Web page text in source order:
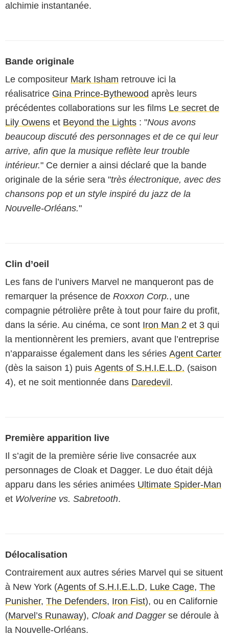
alchimie instantanée.
Bande originale
Le compositeur Mark Isham retrouve ici la
réalisatrice Gina Prince-Bythewood après leurs
précédentes collaborations sur les films Le secret de
Lily Owens et Beyond the Lights : "Nous avons
beaucoup discuté des personnages et de ce qui leur
arrive, afin que la musique reflète leur trouble
intérieur." Ce dernier a ainsi déclaré que la bande
originale de la série sera "très électronique, avec des
chansons pop et un style inspiré du jazz de la
Nouvelle-Orléans."
Clin d’oeil
Les fans de l’univers Marvel ne manqueront pas de
remarquer la présence de Roxxon Corp., une
compagnie pétrolière prête à tout pour faire du profit,
dans la série. Au cinéma, ce sont Iron Man 2 et 3 qui
la mentionnèrent les premiers, avant que l’entreprise
n’apparaisse également dans les séries Agent Carter
(dès la saison 1) puis Agents of S.H.I.E.L.D. (saison
4), et ne soit mentionnée dans Daredevil .
Première apparition live
Il s’agit de la première série live consacrée aux
personnages de Cloak et Dagger. Le duo était déjà
apparu dans les séries animées Ultimate Spider-Man
et Wolverine vs. Sabretooth.
Délocalisation
Contrairement aux autres séries Marvel qui se situent
à New York (Agents of S.H.I.E.L.D, Luke Cage, The
Punisher, The Defenders, Iron Fist), ou en Californie
(Marvel’s Runaway), Cloak and Daggerse déroule à
la Nouvelle-Orléans.